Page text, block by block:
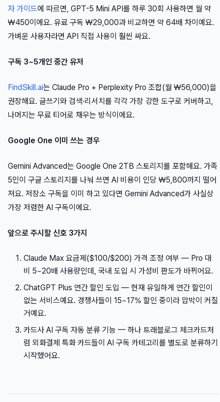
자 가이드에 따르면, GPT-5 Mini API를 하루 30회 사용하면 월 약
₩450이에요. 유료 구독 ₩29,000과 비교하면 약 64배 차이예요.
가벼운 사용자라면 API 직접 사용이 훨씬 싸요.
구독 3~5개인 중간 유저
FindSkill.ai는 Claude Pro + Perplexity Pro 조합(월 ₩56,000)을
권장해요. 글쓰기와 검색·리서치를 각각 가장 강한 도구로 커버하고,
나머지는 무료 티어로 채우는 방식이에요.
Google One 이미 쓰는 경우
Gemini Advanced는 Google One 2TB 스토리지를 포함해요. 가족
5인이 구글 스토리지를 나눠 쓰면 AI 비용이 인당 ₩5,800까지 떨어
져요. 저장소 구독을 이미 하고 있다면 Gemini Advanced가 사실상
가장 저렴한 AI 구독이에요.
앞으로 주시할 신호 3가지
Claude Max 요금제($100/$200) 가격 조정 여부 — Pro 대
비 5~20배 사용량인데, 국내 도입 시 가성비 판도가 바뀌어요.
ChatGPT Plus 연간 할인 도입 — 현재 유일하게 연간 할인이
없는 서비스예요. 경쟁사들이 15~17% 할인 중이라 압박이 커질
거예요.
카드사 AI 구독 자동 분류 기능 — 하나 트래블로그 체크카드처
럼 외화결제 특화 카드들이 AI 구독 카테고리를 별도로 분류하기
시작했어요.